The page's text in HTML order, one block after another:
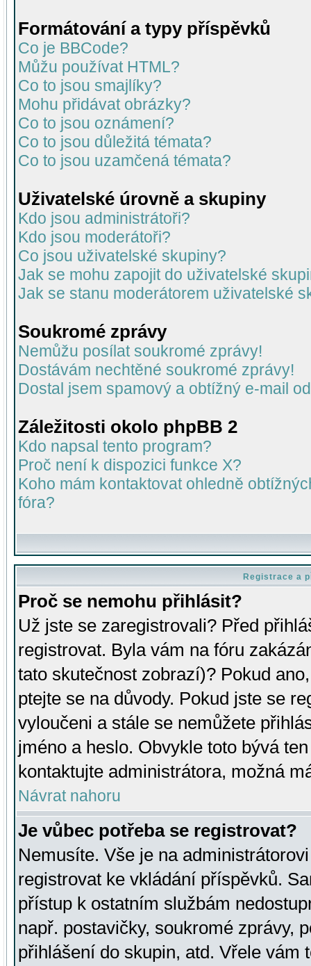
Formátování a typy příspěvků
Co je BBCode?
Můžu používat HTML?
Co to jsou smajlíky?
Mohu přidávat obrázky?
Co to jsou oznámení?
Co to jsou důležitá témata?
Co to jsou uzamčená témata?
Uživatelské úrovně a skupiny
Kdo jsou administrátoři?
Kdo jsou moderátoři?
Co jsou uživatelské skupiny?
Jak se mohu zapojit do uživatelské
Jak se stanu moderátorem uživatelské
Soukromé zprávy
Nemůžu posílat soukromé zprávy!
Dostávám nechtěné soukromé zprávy!
Dostal jsem spamový a obtížný e-mail
Záležitosti okolo phpBB 2
Kdo napsal tento program?
Proč není k dispozici funkce X?
Koho mám kontaktovat ohledně
fóra?
Registrace a
Proč se nemohu přihlásit?
Už jste se zaregistrovali? Před
registrovat. Byla vám na fóru
tato skutečnost zobrazí)? Pokud
ptejte se na důvody. Pokud jste se
vyloučeni a stále se nemůžete
jméno a heslo. Obvykle toto bývá
kontaktujte administrátora, možná
Návrat nahoru
Je vůbec potřeba se registrovat?
Nemusíte. Vše je na
registrovat ke vkládání příspěvků.
přístup k ostatním službám
např. postavičky, soukromé zprávy,
přihlášení do skupin, atd. Vřele vám